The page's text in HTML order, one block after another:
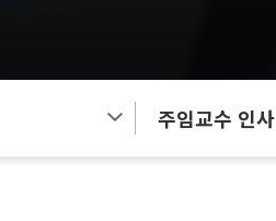
주임교수 인